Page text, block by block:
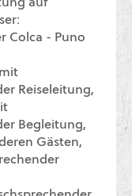
auf
Colca - Puno
Reiseleitung,
Begleitung,
Gästen,